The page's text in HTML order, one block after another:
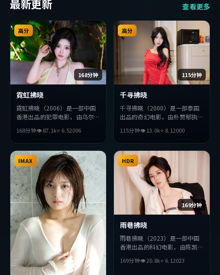
最新更新 查看更多
168分钟
高分
霓虹拂晓
霓虹拂晓（2006）是一部中国
香港出品的犯罪电影，由乌尔善
等主演。影片在叙事与视听上力
求突破，探讨人性与抉择，节奏
张弛有度，适合喜欢该类型的观
众完整观看。
168分钟👁87.1k⭐ 6.52006
115分钟
高分
千寻拂晓
千寻拂晓（2000）是一部泰国
出品的奇幻电影，由朴赞郁执
演。影片在叙事与视听上力求突
破，探讨人性与抉择，节奏张弛
有度，适合喜欢该类型的观众完
整观看。
115分钟👁13.0k⭐ 8.12000
IMAX
169分钟
HDR
雨巷拂晓
雨巷拂晓（2023）是一部中国
香港出品的科幻电影，由陈凯歌
主演。影片在叙事与视听上力求
169分钟👁20.8k⭐ 6.12023